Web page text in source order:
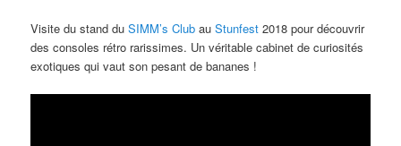
Visite du stand duSIMM’s Club auStunfest 2018 pour découvrir
des consoles rétro rarissimes. Un véritable cabinet de curiosités
exotiques qui vaut son pesant de bananes !